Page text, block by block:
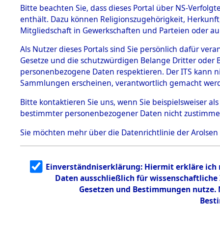
BESTÄNDE
1.
mente
5. Verschiedenes
5.3
Todesmärsche
5.3.1 Alliierte
Erhebungen
zu
Todesmärsch
en
5.3.2
g
5.3.3
Todesmärsch
Kemnath
Bitte beachten Sie, dass dieses Portal über NS-
enthält. Dazu können Religionszugehörigkeit,
Mitgliedschaft in Gewerkschaften und Parteien oder
Als Nutzer dieses Portals sind Sie persönlich dafür
Gesetze und die schutzwürdigen Belange Dritter
personenbezogene Daten respektieren. Der ITS
Sammlungen erscheinen, verantwortlich gemacht
Bitte kontaktieren Sie uns, wenn Sie beispielsweiser
bestimmter personenbezogener Daten nicht
Sie möchten mehr über die Datenrichtlinie der Arolsen
Einverständniserklärung: Hiermit erkläre ich
Daten ausschließlich für
Gesetzen und Bestimmungen